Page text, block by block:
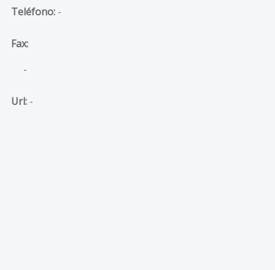
Teléfono:-
Fax:
-
Url:-